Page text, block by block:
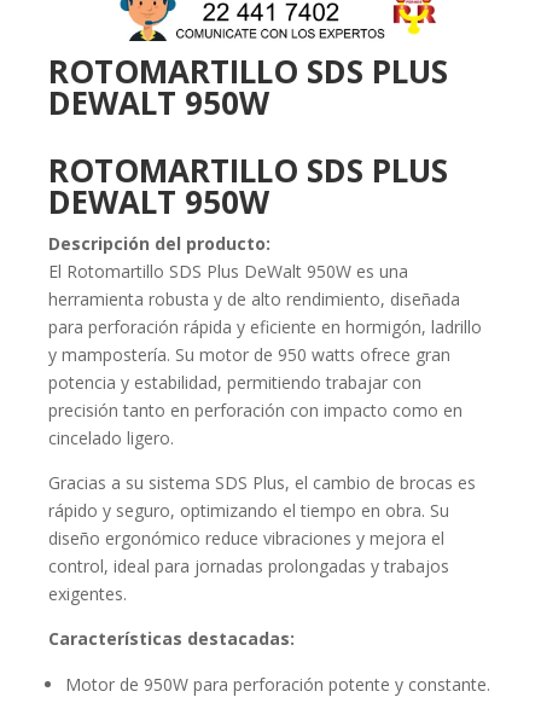
ROTOMARTILLO SDS PLUS
DEWALT 950W
ROTOMARTILLO SDS PLUS
DEWALT 950W
Descripción del producto:
El Rotomartillo SDS Plus DeWalt 950W es una
herramienta robusta y de alto rendimiento, diseñada
para perforación rápida y eficiente en hormigón, ladrillo
y mampostería. Su motor de 950 watts ofrece gran
potencia y estabilidad, permitiendo trabajar con
precisión tanto en perforación con impacto como en
cincelado ligero.
Gracias a su sistema SDS Plus, el cambio de brocas es
rápido y seguro, optimizando el tiempo en obra. Su
diseño ergonómico reduce vibraciones y mejora el
control, ideal para jornadas prolongadas y trabajos
exigentes.
Características destacadas:
Motor de 950W para perforación potente y constante.